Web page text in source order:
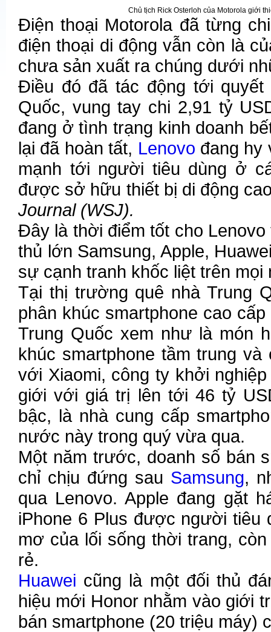
Chủ tịch Rick Osterloh của Motorola giới
Điện thoại Motorola đã từng
điện thoại di động vẫn còn là
chưa sản xuất ra chúng dưới
Điều đó đã tác động tới
Quốc, vung tay chi 2,91 tỷ
đang ở tình trạng kinh doanh
lại đã hoàn tất, Lenovo đang hy
mạnh tới người tiêu dùng ở
được sở hữu thiết bị di động
Journal (WSJ).
Đây là thời điểm tốt cho
thủ lớn Samsung, Apple,
sự cạnh tranh khốc liệt trên mọi
Tại thị trường quê nhà Trung
phân khúc smartphone cao
Trung Quốc xem như là món
khúc smartphone tầm trung
với Xiaomi, công ty khởi
giới với giá trị lên tới 46 tỷ
bậc, là nhà cung cấp
nước này trong quý vừa qua.
Một năm trước, doanh số bán
chỉ chịu đứng sau Samsung,
qua Lenovo. Apple đang gặt
iPhone 6 Plus được người tiêu
mơ của lối sống thời trang,
rẻ.
Huawei cũng là một đối thủ
hiệu mới Honor nhằm vào giới
bán smartphone (20 triệu máy)